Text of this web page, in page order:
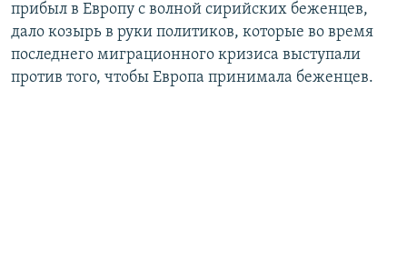
прибыл в Европу с волной сирийских беженцев,
дало козырь в руки политиков, которые во время
последнего миграционного кризиса выступали
против того, чтобы Европа принимала беженцев.